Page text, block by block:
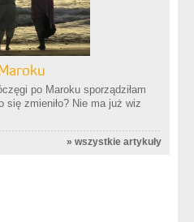
po Maroku sporządziłam
się zmieniło? Nie ma już wiz
» wszystkie artykuły